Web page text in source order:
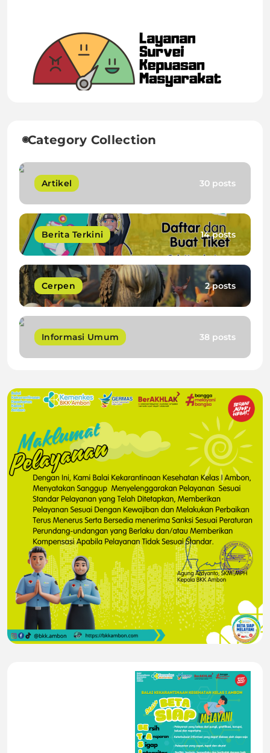
Category Collection
Artikel 30 posts
Berita Terkini 14 posts
Cerpen 2 posts
Informasi Umum 38 posts